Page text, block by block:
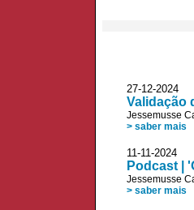
27-12-
Validação
Jessemusse
> saber mais
11-11-
Podcast |
Jessemusse
> saber mais